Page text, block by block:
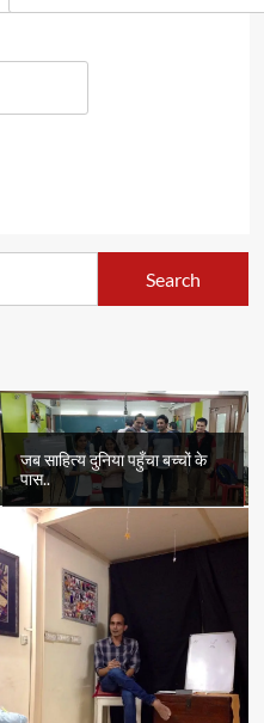
जब साहित्य दुनिया पहुँचा बच्चों के
पास..